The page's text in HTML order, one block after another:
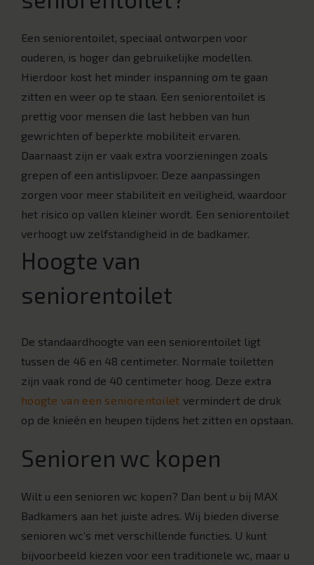
Een seniorentoilet, speciaal ontworpen voor
ouderen, is hoger dan gebruikelijke modellen.
Hierdoor kost het minder inspanning om te gaan
zitten en weer op te staan. Een seniorentoilet is
prettig voor mensen die last hebben van hun
gewrichten of beperkte mobiliteit ervaren.
Daarnaast zijn er vaak extra voorzieningen zoals
grepen of een antislipvoer. Deze aanpassingen
zorgen voor meer stabiliteit en veiligheid, waardoor
het risico op vallen kleiner wordt. Een seniorentoilet
verhoogt uw zelfstandigheid in de badkamer.
Hoogte van
seniorentoilet
De standaardhoogte van een seniorentoilet ligt
tussen de 46 en 48 centimeter. Normale toiletten
zijn vaak rond de 40 centimeter hoog. Deze extra
hoogte van een seniorentoilet vermindert de druk
op de knieën en heupen tijdens het zitten en opstaan.
Senioren wc kopen
Wilt u een senioren wc kopen? Dan bent u bij MAX
Badkamers aan het juiste adres. Wij bieden diverse
senioren wc’s met verschillende functies. U kunt
bijvoorbeeld kiezen voor een traditionele wc, maar u